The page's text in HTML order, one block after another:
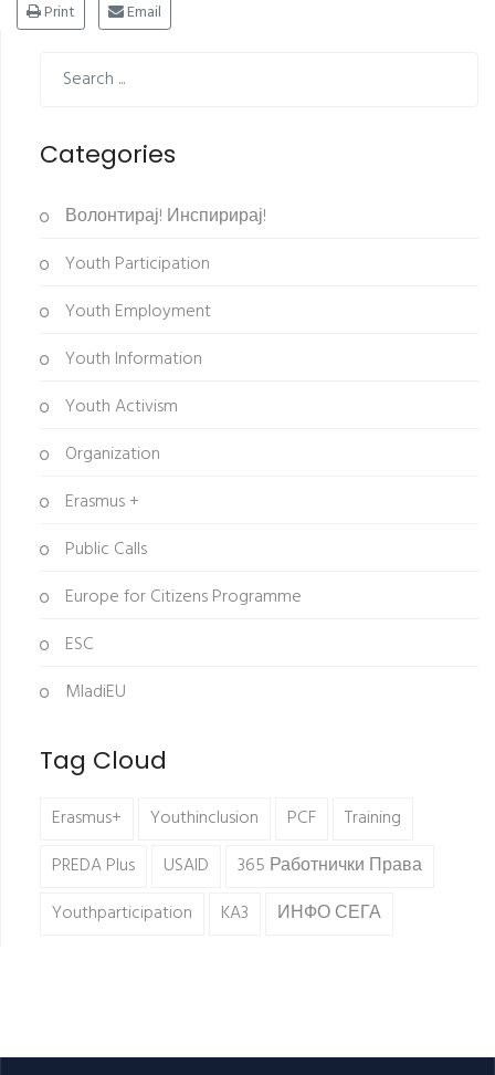
Print Email
Categories
Волонтирај! Инспирирај!
Youth Participation
Youth Employment
Youth Information
Youth Activism
Organization
Erasmus +
Public Calls
Europe for Citizens Programme
ESC
MladiEU
Tag Cloud
Erasmus+ Youthinclusion PCF
Training
PREDA Plus
USAID
365 Работнички Права
Youthparticipation
KA3 ИНФО СЕГА